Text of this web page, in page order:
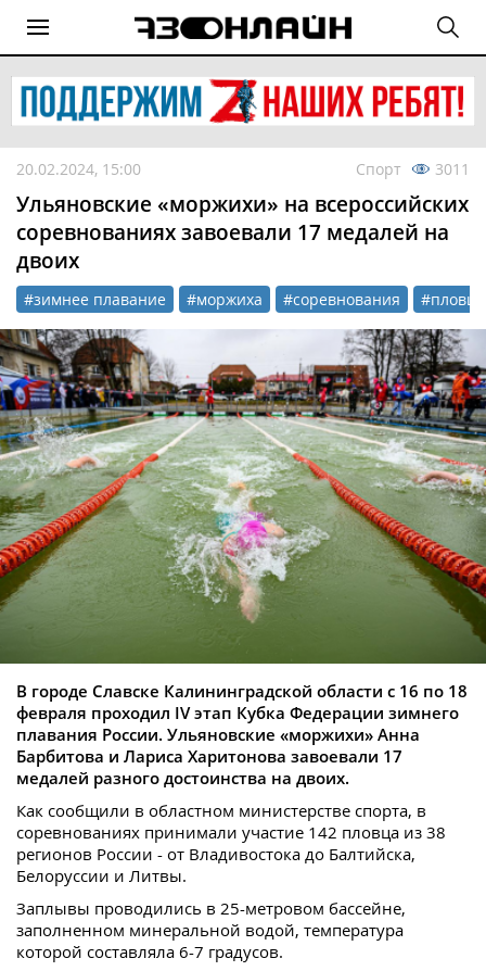
20.02.2024, 15:00 Спорт 3011
Ульяновские «моржихи» на всероссийских
соревнованиях завоевали 17 медалей на
двоих
#зимнее плавание #моржиха #соревнования
В городе Славске Калининградской области с 16 по 18
февраля проходил IV этап Кубка Федерации зимнего
плавания России. Ульяновские «моржихи» Анна
Барбитова и Лариса Харитонова завоевали 17
медалей разного достоинства на двоих.
Как сообщили в областном министерстве спорта, в
соревнованиях принимали участие 142 пловца из 38
регионов России - от Владивостока до Балтийска,
Белоруссии и Литвы.
Заплывы проводились в 25-метровом бассейне,
заполненном минеральной водой, температура
которой составляла 6-7 градусов.